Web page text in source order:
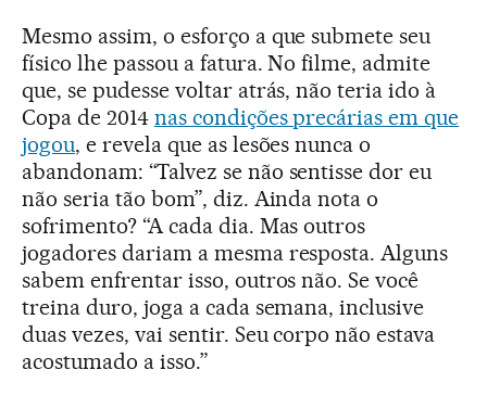
Mesmo assim, o esforço a que submete seu
físico lhe passou a fatura. No filme, admite
que, se pudesse voltar atrás, não teria ido à
Copa de 2014 nas condições precárias em que
jogou, e revela que as lesões nunca o
abandonam: “Talvez se não sentisse dor eu
não seria tão bom”, diz. Ainda nota o
sofrimento? “A cada dia. Mas outros
jogadores dariam a mesma resposta. Alguns
sabem enfrentar isso, outros não. Se você
treina duro, joga a cada semana, inclusive
duas vezes, vai sentir. Seu corpo não estava
acostumado a isso.”